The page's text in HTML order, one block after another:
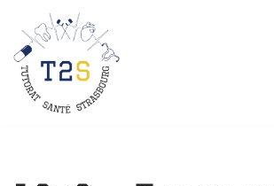
Aller
au
contenu